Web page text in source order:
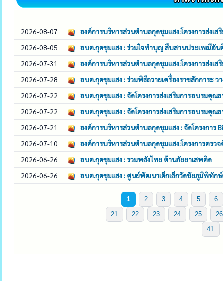
2026-08-07
องค์การบริหารส่วนตำบลกุดชุมแสง:โครงการส่ง
2026-08-05
อบต.กุดชุมแสง : ร่วมใจทำบุญ สืบสานประเพณีอัน
2026-07-31
องค์การบริหารส่วนตำบลกุดชุมแสง:โครงการส่ง
2026-07-28
อบต.กุดชุมแสง : ร่วมพิธีถวายเครื่องราชสักการ
2026-07-22
อบต.กุดชุมแสง : จัดโครงการส่งเสริมการอบรมคุ
2026-07-22
อบต.กุดชุมแสง : จัดโครงการส่งเสริมการอบรมคุ
2026-07-21
องค์การบริหารส่วนตำบลกุดชุมแสง : จัดโครงการ
2026-07-10
องค์การบริหารส่วนตำบลกุดชุมแสง:โครงการตรว
2026-06-26
อบต.กุดชุมแสง : รวมพลังไทย ต้านภัยยาเสพติด
2026-06-26
อบต.กุดชุมแสง : ศูนย์พัฒนาเด็กเล็กวัดชัยภูมิพิทักษ์
1 2 3 4 5
6
21
22 23 24 25
26
41